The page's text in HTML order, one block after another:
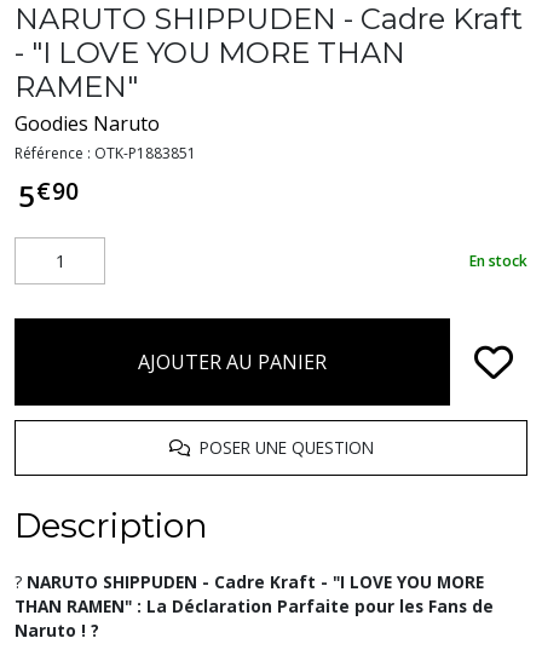
NARUTO SHIPPUDEN - Cadre Kraft
- "I LOVE YOU MORE THAN
RAMEN"
Goodies Naruto
Référence : OTK-P1883851
5€90
En stock
AJOUTER AU PANIER
POSER UNE QUESTION
Description
? NARUTO SHIPPUDEN - Cadre Kraft - "I LOVE YOU MORE
THAN RAMEN" : La Déclaration Parfaite pour les Fans de
Naruto ! ?